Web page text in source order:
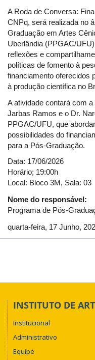
A Roda de Conversa:
CNPq, será realizada no
Graduação em Artes
Uberlândia (PPGAC/
reflexões e
políticas de fomento à
financiamento oferecidos
à produção científica no
A atividade contará com
Jarbas Ramos e o Dr.
PPGAC/UFU, que
possibilidades do
para a Pós-Graduação.
Data: 17/06/2026
Horário; 19:00h
Local: Bloco 3M, Sala: 03
Nome do responsável:
Programa de Pós-
quarta-feira, 17 Junho,
INSTITUTO DE
Institucional
Administrativo
Equipe